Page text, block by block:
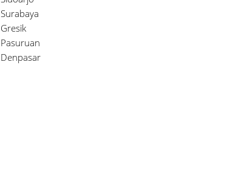
Surabaya
Gresik
Pasuruan
Denpasar